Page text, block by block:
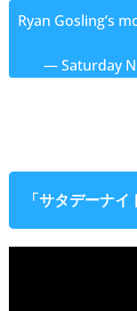
Ryan Gosling’s
— Saturday
「サタデーナ